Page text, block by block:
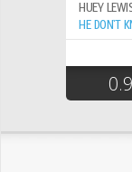
HUEY
HE DON`T